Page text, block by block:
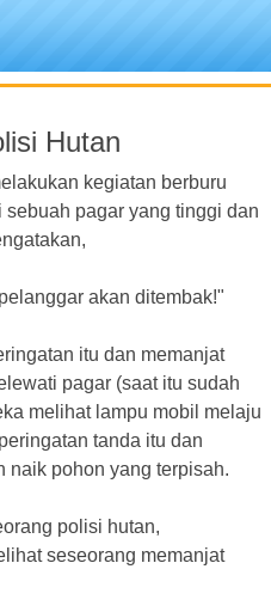
Hutan
kegiatan berburu
pagar yang tinggi dan
akan ditembak!"
itu dan memanjat
pagar (saat itu sudah
melihat lampu mobil melaju
tanda itu dan
naik pohon yang terpisah.
polisi hutan,
seseorang memanjat